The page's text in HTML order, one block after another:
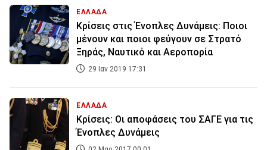
ΕΛΛΑΔΑ
Κρίσεις στις Ένοπλες Δυνάμεις: Ποιοι
μένουν και ποιοι φεύγουν σε Στρατό
Ξηράς, Ναυτικό και Αεροπορία
29 Ιαν 2019 17:31
ΕΛΛΑΔΑ
Κρίσεις: Οι αποφάσεις του ΣΑΓΕ για τις
Ένοπλες Δυνάμεις